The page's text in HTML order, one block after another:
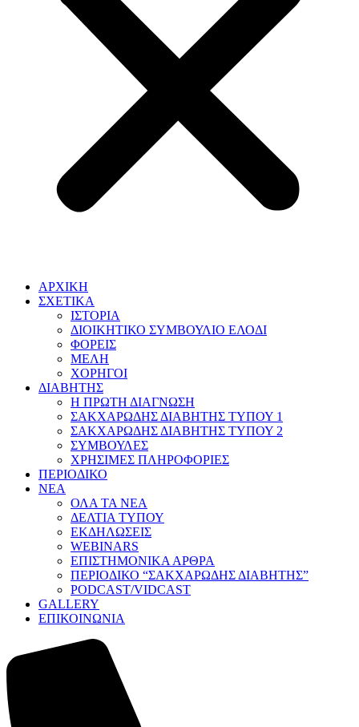
ΑΡΧΙΚΗ
ΣΧΕΤΙΚΑ
ΙΣΤΟΡΙΑ
ΔΙΟΙΚΗΤΙΚΟ ΣΥΜΒΟΥΛΙΟ ΕΛΟΔΙ
ΦΟΡΕΙΣ
ΜΕΛΗ
ΧΟΡΗΓΟΙ
ΔΙΑΒΗΤΗΣ
Η ΠΡΩΤΗ ΔΙΑΓΝΩΣΗ
ΣΑΚΧΑΡΩΔΗΣ ΔΙΑΒΗΤΗΣ ΤΥΠΟΥ 1
ΣΑΚΧΑΡΩΔΗΣ ΔΙΑΒΗΤΗΣ ΤΥΠΟΥ 2
ΣΥΜΒΟΥΛΕΣ
ΧΡΗΣΙΜΕΣ ΠΛΗΡΟΦΟΡΙΕΣ
ΠΕΡΙΟΔΙΚΟ
ΝΕΑ
ΟΛΑ ΤΑ ΝΕΑ
ΔΕΛΤΙΑ ΤΥΠΟΥ
ΕΚΔΗΛΩΣΕΙΣ
WEBINARS
ΕΠΙΣΤΗΜΟΝΙΚΑ ΑΡΘΡΑ
ΠΕΡΙΟΔΙΚΟ “ΣΑΚΧΑΡΩΔΗΣ ΔΙΑΒΗΤΗΣ”
PODCAST/VIDCAST
GALLERY
ΕΠΙΚΟΙΝΩΝΙΑ